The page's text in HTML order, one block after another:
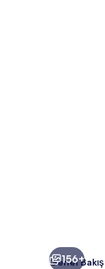
156+
Genel Bakış